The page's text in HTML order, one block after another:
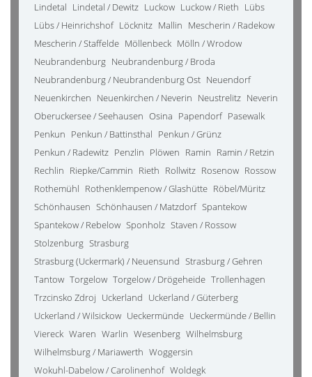
Lindetal Lindetal / Dewitz Luckow Luckow / Rieth Lübs
Lübs / Heinrichshof Löcknitz Mallin Mescherin / Radekow
Mescherin / Staffelde Möllenbeck Mölln / Wrodow
Neubrandenburg Neubrandenburg / Broda
Neubrandenburg / Neubrandenburg Ost Neuendorf
Neuenkirchen Neuenkirchen / Neverin Neustrelitz Neverin
Oberuckersee / Seehausen Osina Papendorf Pasewalk
Penkun Penkun / Battinsthal Penkun / Grünz
Penkun / Radewitz Penzlin Plöwen Ramin Ramin / Retzin
Rechlin Riepke/Cammin Rieth Rollwitz Rosenow Rossow
Rothemühl Rothenklempenow / Glashütte Röbel/Müritz
Schönhausen Schönhausen / Matzdorf Spantekow
Spantekow / Rebelow Sponholz Staven / Rossow
Stolzenburg Strasburg
Strasburg (Uckermark) / Neuensund Strasburg / Gehren
Tantow Torgelow Torgelow / Drögeheide Trollenhagen
Trzcinsko Zdroj Uckerland Uckerland / Güterberg
Uckerland / Wilsickow Ueckermünde Ueckermünde / Bellin
Viereck Waren Warlin Wesenberg Wilhelmsburg
Wilhelmsburg / Mariawerth Woggersin
Wokuhl-Dabelow / Carolinenhof Woldegk